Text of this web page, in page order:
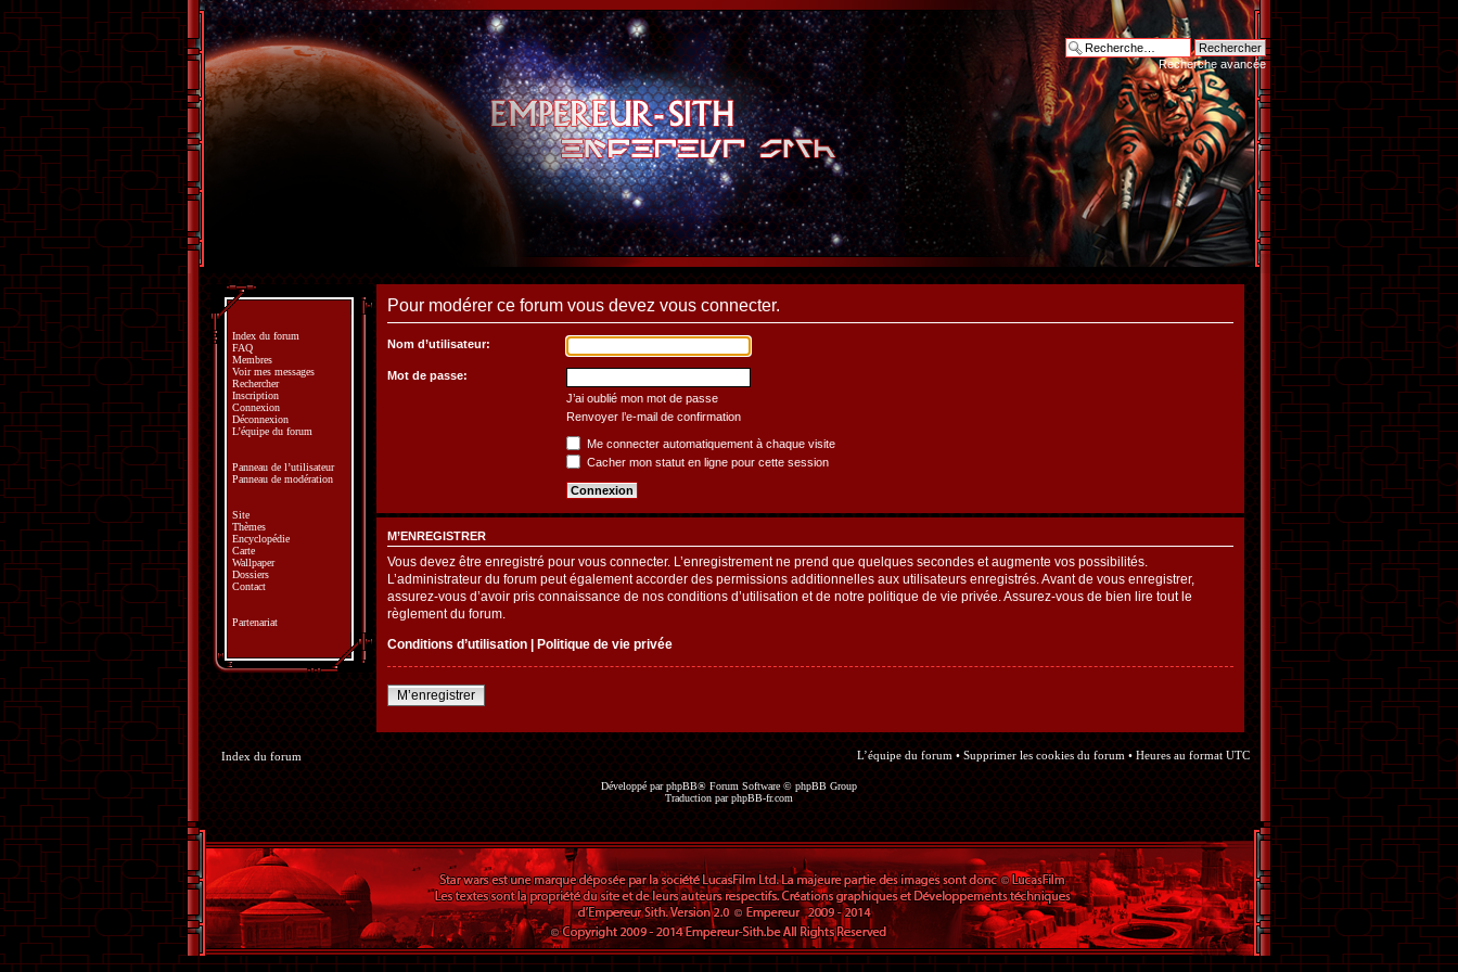
Recherche avancée
Pour modérer ce forum vous devez vous connecter.
Nom d’utilisateur:
Mot de passe:
J’ai oublié mon mot de passe
Renvoyer l’e-mail de confirmation
Me connecter automatiquement à chaque visite
Cacher mon statut en ligne pour cette session
M’ENREGISTRER
Vous devez être enregistré pour vous connecter. L’enregistrement ne prend que quelques secondes et augmente vos possibilités.
L’administrateur du forum peut également accorder des permissions additionnelles aux utilisateurs enregistrés. Avant de vous enregistrer,
assurez-vous d’avoir pris connaissance de nos conditions d’utilisation et de notre politique de vie privée. Assurez-vous de bien lire tout le
règlement du forum.
Conditions d’utilisation | Politique de vie privée
M’enregistrer
Index du forum
FAQ
Membres
Voir mes messages
Rechercher
Inscription
Connexion
Déconnexion
L’équipe du forum
Panneau de l’utilisateur
Panneau de modération
Site
Thèmes
Encyclopédie
Carte
Wallpaper
Dossiers
Contact
Partenariat
Index du forum L’équipe du forum • Supprimer les cookies du forum • Heures au format UTC
Développé parphpBB® Forum Software © phpBB Group
Traduction parphpBB-fr.com